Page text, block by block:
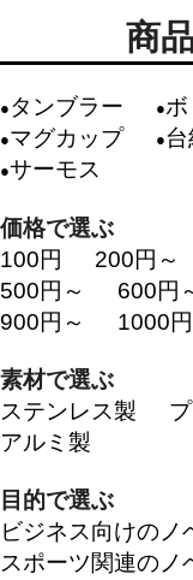
商
タンブラー
マグカップ
サーモス
価格で選ぶ
100円
200円～
500円～
600円
900円～
1000
素材で選ぶ
ステンレス製
アルミ製
目的で選ぶ
ビジネス向けのノ
スポーツ関連のノ